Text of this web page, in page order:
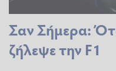
Σαν Σήμερα:
ζήλεψε την F1